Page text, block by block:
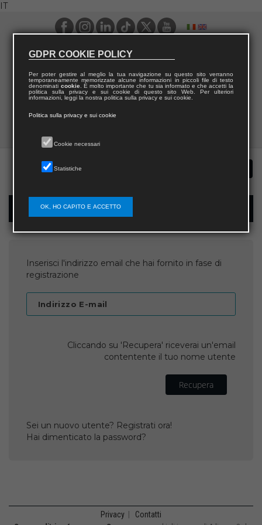
IT
Recupera username
Inserisci l'indirizzo email che hai fornito in fase di
registrazione
Indirizzo E-mail
Cliccando su 'Recupera' riceverai un'email
contentente il tuo nome utente
Recupera
Sei un nuovo utente? Registrati ora!
Hai dimenticato la password?
Privacy Contatti
GDPR COOKIE POLICY
Per poter gestire al meglio la tua navigazione su questo sito verranno
temporaneamente memorizzate alcune informazioni in piccoli file di testo
denominati cookie. È molto importante che tu sia informato e che accetti la
politica sulla privacy e sui cookie di questo sito Web. Per ulteriori
informazioni, leggi la nostra politica sulla privacy e sui cookie.
Politica sulla privacy e sui cookie
Cookie necessari
Statistiche
OK, HO CAPITO E ACCETTO